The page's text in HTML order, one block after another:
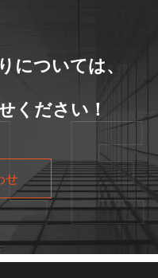
については、
ください！
せ